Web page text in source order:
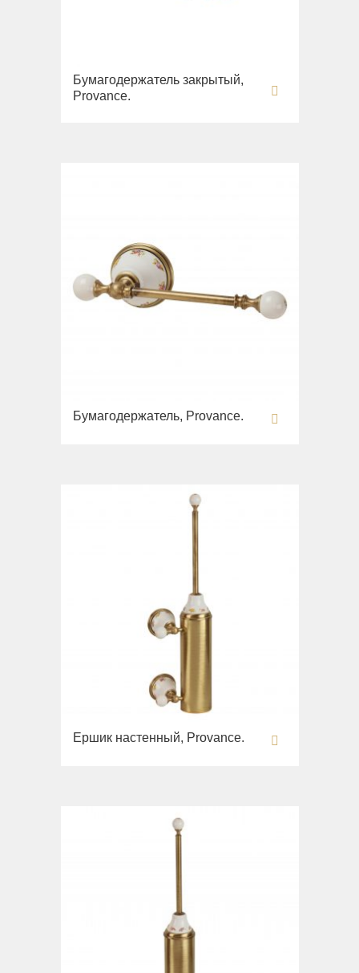
Бумагодержатель закрытый,
Provance.
Бумагодержатель, Provance.
Ершик настенный, Provance.